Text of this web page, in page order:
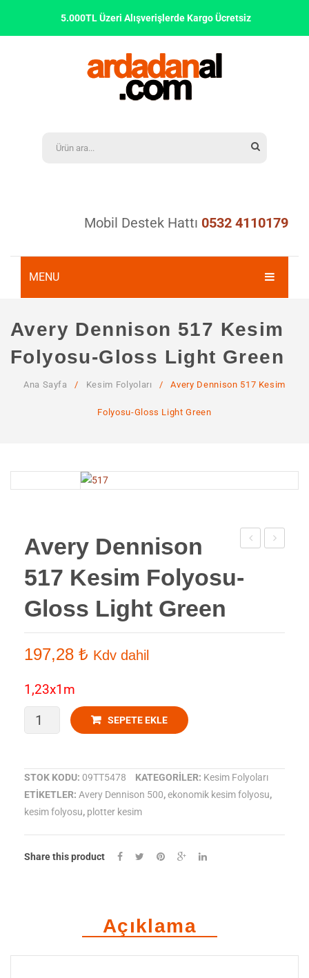
5.000TL Üzeri Alışverişlerde Kargo Ücretsiz
Mobil Destek Hattı 0532 4110179
MENU
KURUMSAL
Hakkımızda
Avery Dennison 517 Kesim
Folyosu-Gloss Light Green
Ana Sayfa / Kesim Folyoları / Avery Dennison 517 Kesim
Folyosu-Gloss Light Green
526
Matt Gloss
Avery Dennison
517 Kesim Folyosu-
Gloss Light Green
197,28 ₺ Kdv dahil
1,23x1m
Avery
517
Kesim
Gloss
SEPETE EKLE
STOK KODU: 09TT5478 KATEGORILER: Kesim Folyoları
ETIKETLER: Avery Dennison 500,ekonomik kesim folyosu,
kesim folyosu, plotter kesim
Share this product
Açıklama